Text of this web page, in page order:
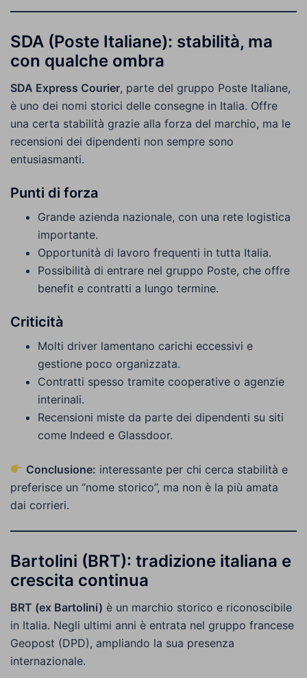
SDA (Poste Italiane): stabilità, ma
con qualche ombra
SDA Express Courier, parte del gruppo Poste Italiane,
è uno dei nomi storici delle consegne in Italia. Offre
una certa stabilità grazie alla forza del marchio, ma le
recensioni dei dipendenti non sempre sono
entusiasmanti.
Punti di forza
Grande azienda nazionale, con una rete logistica
importante.
Opportunità di lavoro frequenti in tutta Italia.
Possibilità di entrare nel gruppo Poste, che offre
benefit e contratti a lungo termine.
Criticità
Molti driver lamentano carichi eccessivi e
gestione poco organizzata.
Contratti spesso tramite cooperative o agenzie
interinali.
Recensioni miste da parte dei dipendenti su siti
come Indeed e Glassdoor.
Conclusione: interessante per chi cerca stabilità e
preferisce un “nome storico”, ma non è la più amata
dai corrieri.
Bartolini (BRT): tradizione italiana e
crescita continua
BRT (ex Bartolini) è un marchio storico e riconoscibile
in Italia. Negli ultimi anni è entrata nel gruppo francese
Geopost (DPD), ampliando la sua presenza
internazionale.